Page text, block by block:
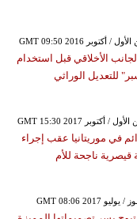
الأخلاقي قبل استخدام
للتعديل الوراثي
في موريتانيا عقب إجراء
قيصرية ناجحة للأم